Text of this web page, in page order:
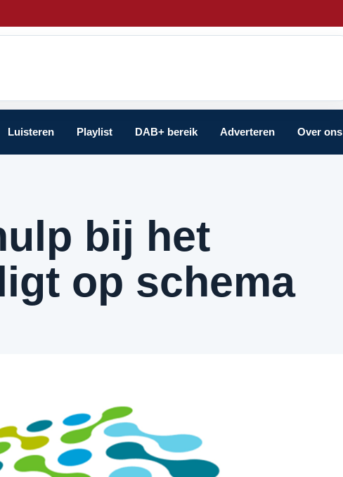
Luisteren Playlist DAB+ bereik Adverteren Over ons
bij het
op schema